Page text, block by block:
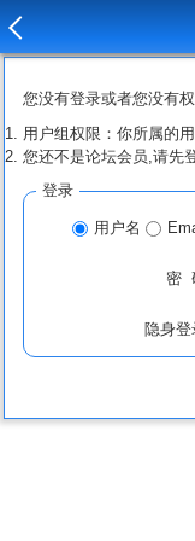
您没有登录或者您没有
用户组权限：你所属的
您还不是论坛会员,请先
登录
用户名
密
隐身登